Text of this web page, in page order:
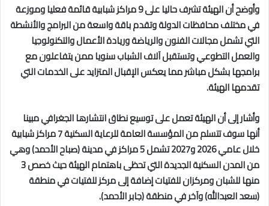
وأوضح أن الهيئة تشرف حاليا على 9 مراكز شبابية قائمة فعليا وموزعة
في مختلف محافظات الدولة وتقدم باقة واسعة من البرامج والأنشطة
التي تشمل مجالات الفنون والرياضة وريادة الأعمال والتكنولوجيا
والعمل التطوعي وتستقبل آلاف الشباب سنويا ممن يتفاعلون مع
برامجها بشكل مباشر مما يعكس الإقبال المتزايد على الخدمات التي
تقدمها الهيئة.
وأشار إلى أن الهيئة تعمل على توسيع نطاق انتشارها الجغرافي مبينا
أنها سوف تتسلم من المؤسسة العامة للرعاية السكنية 7 مراكز شبابية
خلال عامي 2026 و2027 تشمل 5 مراكز في مدينة (صباح الأحمد) وهي
من المدن السكنية الجديدة التي تحظى باهتمام الهيئة حيث خصص 3
منها للشبان ومركزان للفتيات إضافة إلى مركز للفتيات في منطقة
(سعد العبدالله) وآخر في منطقة (جابر الأحمد).